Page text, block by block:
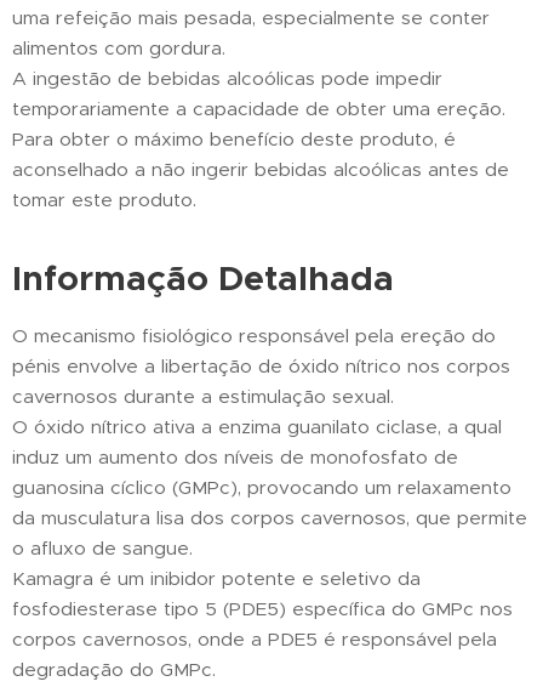
uma refeição mais pesada, especialmente se conter
alimentos com gordura.
A ingestão de bebidas alcoólicas pode impedir
temporariamente a capacidade de obter uma ereção.
Para obter o máximo benefício deste produto, é
aconselhado a não ingerir bebidas alcoólicas antes de
tomar este produto.
Informação Detalhada
O mecanismo fisiológico responsável pela ereção do
pénis envolve a libertação de óxido nítrico nos corpos
cavernosos durante a estimulação sexual.
O óxido nítrico ativa a enzima guanilato ciclase, a qual
induz um aumento dos níveis de monofosfato de
guanosina cíclico (GMPc), provocando um relaxamento
da musculatura lisa dos corpos cavernosos, que permite
o afluxo de sangue.
Kamagra é um inibidor potente e seletivo da
fosfodiesterase tipo 5 (PDE5) específica do GMPc nos
corpos cavernosos, onde a PDE5 é responsável pela
degradação do GMPc.